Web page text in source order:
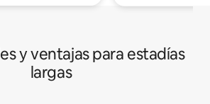
y ventajas para estadías
largas